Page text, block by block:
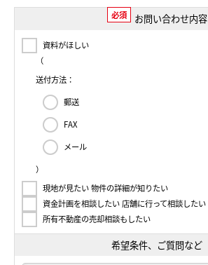
必須 お問い合わせ内容
資料がほしい
（
送付方法：
郵送
FAX
メール
）
現地が見たい 物件の詳細が知りたい
資金計画を相談したい 店舗に行って相談したい
所有不動産の売却相談もしたい
希望条件、ご質問など